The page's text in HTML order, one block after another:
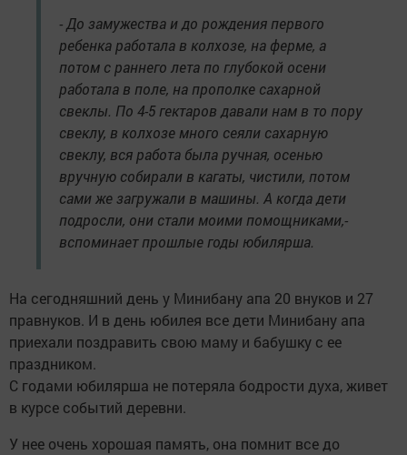
- До замужества и до рождения первого
ребенка работала в колхозе, на ферме, а
потом с раннего лета по глубокой осени
работала в поле, на прополке сахарной
свеклы. По 4-5 гектаров давали нам в то пору
свеклу, в колхозе много сеяли сахарную
свеклу, вся работа была ручная, осенью
вручную собирали в кагаты, чистили, потом
сами же загружали в машины. А когда дети
подросли, они стали моими помощниками,-
вспоминает прошлые годы юбилярша.
На сегодняшний день у Минибану апа 20 внуков и 27
правнуков. И в день юбилея все дети Минибану апа
приехали поздравить свою маму и бабушку с ее
праздником.
С годами юбилярша не потеряла бодрости духа, живет
в курсе событий деревни.
У нее очень хорошая память, она помнит все до